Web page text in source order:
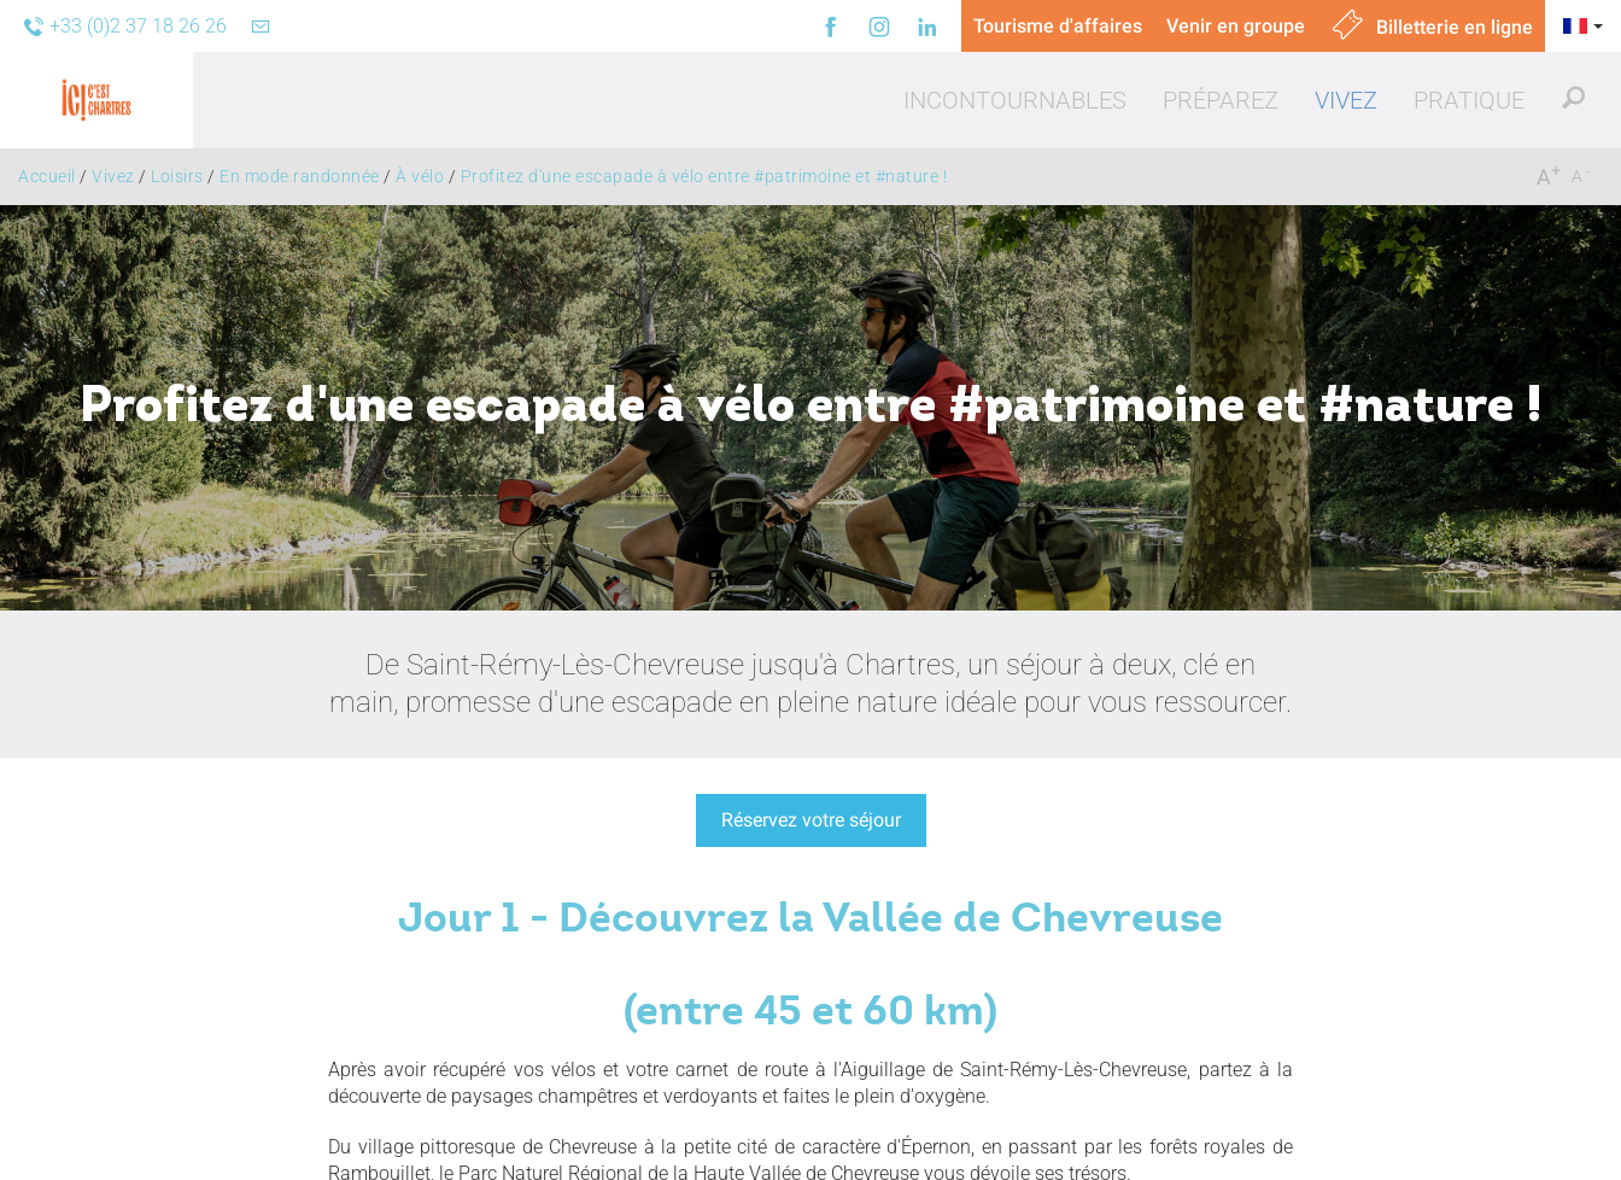
Tourisme d'affaires Venir en groupe Billetterie en ligne
+33 (0)2 37 18 26 26
INCONTOURNABLES PRÉPAREZ VIVEZ
Agenda Loisirs Trinquer & manger
PRATIQUE
Accueil / Vivez / Loisirs / En mode randonnée / À vélo / Profitez d'une escapade à vélo entre #patrimoine et #nature ! -
A
+
A
Profitez d'une escapade à vélo entre #patrimoine et #nature !
De Saint-Rémy-Lès-Chevreuse jusqu'à Chartres, un séjour à deux, clé en
main, promesse d'une escapade en pleine nature idéale pour vous ressourcer.
Réservez votre séjour
Jour 1 - Découvrez la Vallée de Chevreuse
(entre 45 et 60 km)
Après avoir récupéré vos vélos et votre carnet de route à l'Aiguillage de Saint-Rémy-Lès-Chevreuse, partez à la
découverte de paysages champêtres et verdoyants et faites le plein d'oxygène.
Du village pittoresque de Chevreuse à la petite cité de caractère d'Épernon, en passant par les forêts royales de
Rambouillet, le Parc Naturel Régional de la Haute Vallée de Chevreuse vous dévoile ses trésors.